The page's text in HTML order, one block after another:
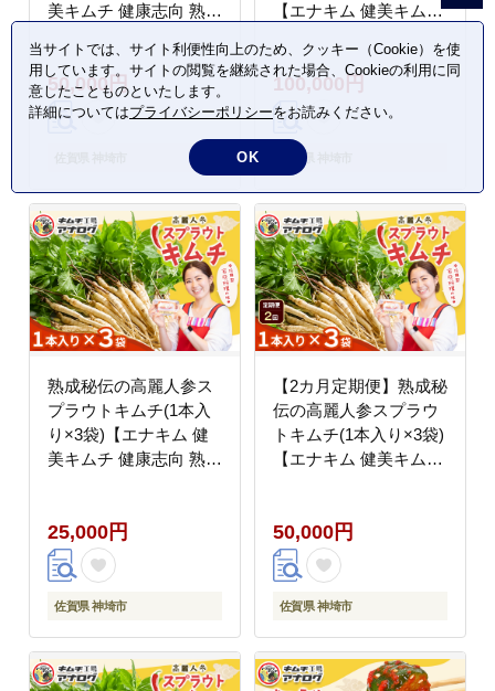
美キムチ 健康志向 熟成
食品 手作り 辛味控えめ
国産素材】(H104187)
50,000円
【エナキム 健美キムチ
飯のお供 発酵食品 手作
り 辛味控えめ 国産素
材】(H104189)
100,000円
佐賀県 神埼市
熟成秘伝の高麗人参ス
プラウトキムチ(1本入
り×3袋)【エナキム 健
美キムチ 健康志向 熟成
国産素材】(H104191)
25,000円
佐賀県 神埼市
【2カ月定期便】熟成秘
伝の高麗人参スプラウ
トキムチ(1本入り×3袋)
【エナキム 健美キムチ
り 辛味控えめ 国産素
材】(H104193)
50,000円
佐賀県 神埼市
当サイトでは、サイト利便性向上のため、クッキー（Cookie）を使
用しています。サイトの閲覧を継続された場合、Cookieの利用に同
意したことものといたします。
詳細についてはプライバシーポリシーをお読みください。
OK